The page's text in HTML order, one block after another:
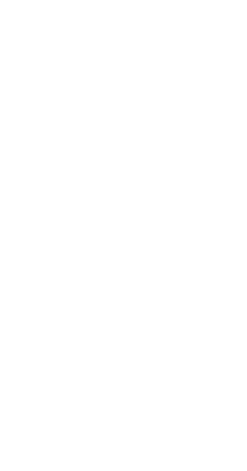
associação
sustentável para os sistemas de